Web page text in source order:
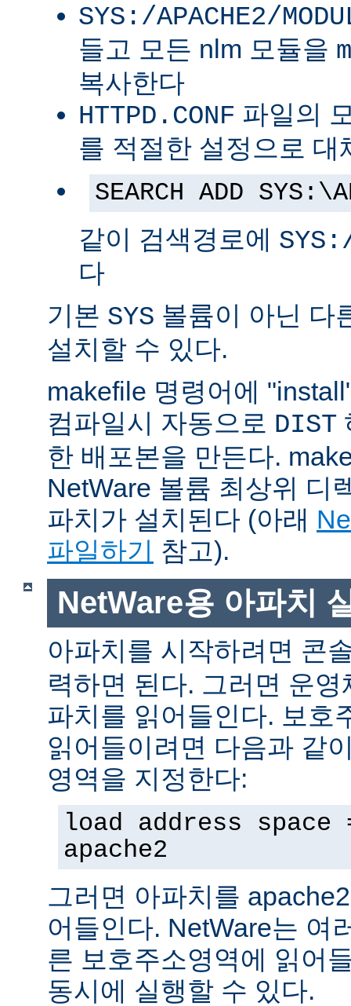
SYS:/APACHE2/
들고 모든 nlm 모듈을
복사한다
HTTPD.CONF 파일의
를 적절한 설정으로 대
SEARCH ADD
같이 검색경로에
다
기본 SYS 볼륨이 아닌 다
설치할 수 있다.
makefile 명령어에
컴파일시 자동으로 DIST
한 배포본을 만든다.
NetWare 볼륨 최상위 디
파치가 설치된다 (아래
파일하기
참고).
NetWare용 아파치
아파치를 시작하려면 콘
력하면 된다. 그러면 운
파치를 읽어들인다. 보호
읽어들이려면 다음과 같
영역을 지정한다:
load address space
apache2
그러면 아파치를
어들인다. NetWare는 여
른 보호주소영역에 읽어
동시에 실행할 수 있다.